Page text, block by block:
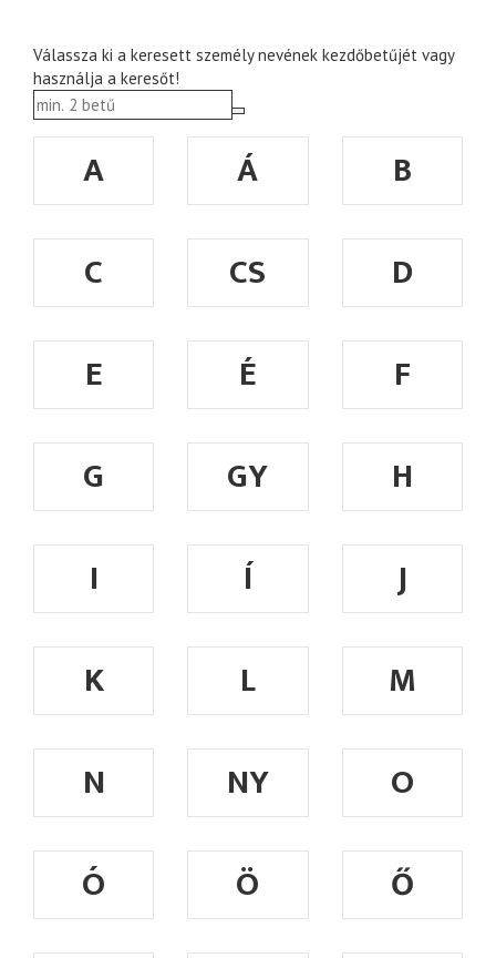
Válassza ki a keresett személy nevének kezdőbetűjét vagy
használja a keresőt!
A Á
B
C
CS
D
E
É
F
G
GY
H
I
Í
J
K
L
M
N
NY
O
Ó
Ö
Ő